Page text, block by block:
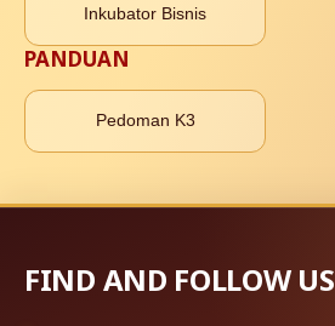
Inkubator Bisnis
PANDUAN
Pedoman K3
FIND AND FOLLOW US